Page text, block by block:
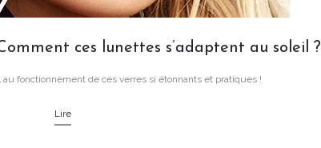
ces lunettes s’adaptent au soleil ?
fonctionnement de ces verres si étonnants et pratiques !
Lire